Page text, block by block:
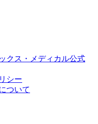
クス・メディカル公式
シー
ついて